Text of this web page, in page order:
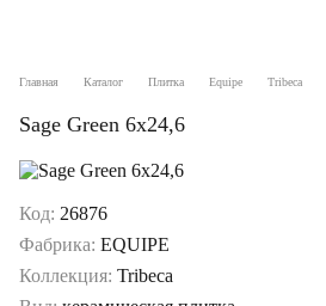
Главная Каталог Плитка Equipe Tribeca
Sage Green 6x24,6
Код: 26876
Фабрика: EQUIPE
Коллекция: Tribeca